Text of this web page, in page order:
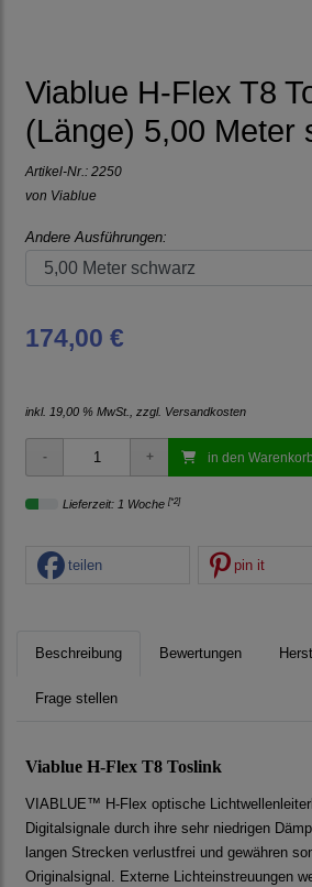
Viablue H-Flex T8
(Länge) 5,00 Meter
Artikel-Nr.: 2250
von Viablue
Andere Ausführungen:
174,00 €
inkl. 19,00 % MwSt., zzgl. Versandkosten
in den Warenkorb
Lieferzeit: 1 Woche [*2]
teilen pin it
Beschreibung Bewertungen
Frage stellen
Viablue H-Flex T8 Toslink
VIABLUE™ H-Flex optische
Digitalsignale durch ihre sehr niedrigen
langen Strecken verlustfrei und gewähren
Originalsignal. Externe Lichteinstreuungen